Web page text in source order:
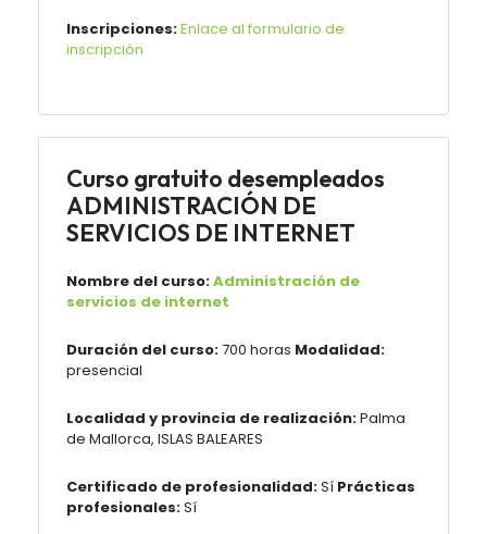
Inscripciones:Enlace al formulario de
inscripción
Curso gratuito desempleados
ADMINISTRACIÓN DE
SERVICIOS DE INTERNET
Nombre del curso:Administración de
servicios de internet
Duración del curso:700 horas Modalidad:
presencial
Localidad y provincia de realización:Palma
de Mallorca, ISLAS BALEARES
Certificado de profesionalidad:Sí Prácticas
profesionales:Sí